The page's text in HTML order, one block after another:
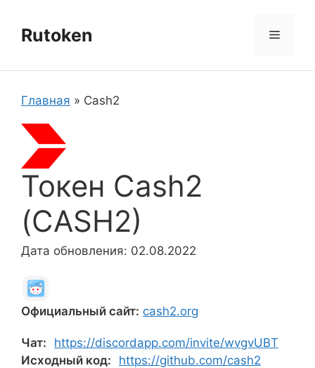
содержимому
Rutoken Меню
Главная » Cash2
Токен Cash2
(CASH2)
Дата обновления: 02.08.2022
Официальный сайт: cash2.org
Чат:
https://discordapp.com/invite/wvgvUBT
Исходный код:
https://github.com/cash2